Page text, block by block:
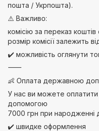
пошта / Укрпошта).
⚠️ Важливо:
комісію за переказ
розмір комісії залежить
✔️ можливість оглянути
⸻
👶 Оплата державною
У нас ви можете
допомогою
7000 грн при народженні
✔️ швидке оформлення